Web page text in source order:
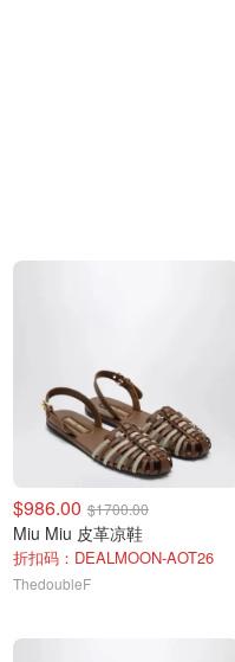
$986.00 $1700.00
Miu Miu 皮革凉鞋
折扣码：DEALMOON-AOT26
ThedoubleF